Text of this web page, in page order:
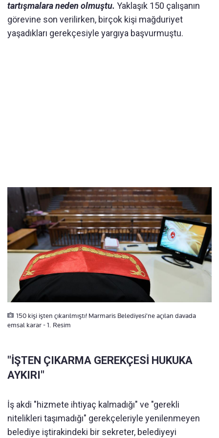
tartışmalara neden olmuştu. Yaklaşık 150 çalışanın
görevine son verilirken, birçok kişi mağduriyet
yaşadıkları gerekçesiyle yargıya başvurmuştu.
150 kişi işten çıkarılmıştı! Marmaris Belediyesi'ne açılan davada
emsal karar - 1. Resim
"İŞTEN ÇIKARMA GEREKÇESİ HUKUKA
AYKIRI"
İş akdi "hizmete ihtiyaç kalmadığı" ve "gerekli
nitelikleri taşımadığı" gerekçeleriyle yenilenmeyen
belediye iştirakindeki bir sekreter, belediyeyi